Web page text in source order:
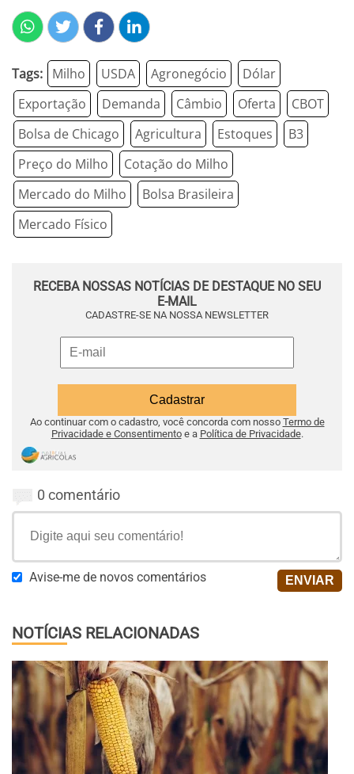
Tags: Milho USDA Agronegócio
Dólar
Exportação
Demanda Câmbio Oferta
CBOT
Bolsa de Chicago
Agricultura Estoques
B3
Preço do Milho
Cotação do Milho
Mercado do Milho
Bolsa Brasileira
Mercado Físico
RECEBA NOSSAS NOTÍCIAS DE DESTAQUE NO SEU
E-MAIL
CADASTRE-SE NA NOSSA NEWSLETTER
Ao continuar com o cadastro, você concorda com nosso Termo de
Privacidade e Consentimentoe a Política de Privacidade.
0 comentário
Avise-me de novos comentários
NOTÍCIAS RELACIONADAS